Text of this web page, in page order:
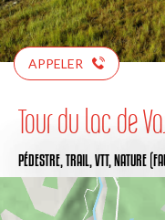
APPELER
Tour du lac de
PÉDESTRE, TRAIL, VTT, NATURE